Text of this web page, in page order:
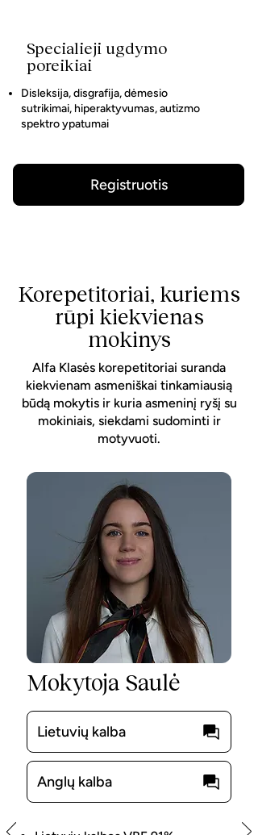
Specialieji ugdymo
poreikiai
Disleksija, disgrafija, dėmesio
sutrikimai, hiperaktyvumas, autizmo
spektro ypatumai
Registruotis
Korepetitoriai, kuriems
rūpi kiekvienas
mokinys
Alfa Klasės korepetitoriai suranda
kiekvienam asmeniškai tinkamiausią
būdą mokytis ir kuria asmeninį ryšį su
mokiniais, siekdami sudominti ir
motyvuoti.
Mokytoja Saulė
Lietuvių kalba
Anglų kalba